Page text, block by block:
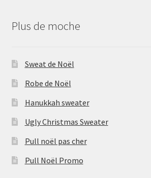
Plus de moche
Sweat de Noël
Robe de Noël
Hanukkah sweater
Ugly Christmas Sweater
Pull noël pas cher
Pull Noël Promo